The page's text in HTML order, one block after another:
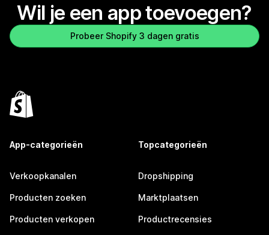
Wil je een app toevoegen?
Probeer Shopify 3 dagen gratis
App-categorieën
Verkoopkanalen
Producten zoeken
Producten verkopen
Topcategorieën
Dropshipping
Marktplaatsen
Productrecensies